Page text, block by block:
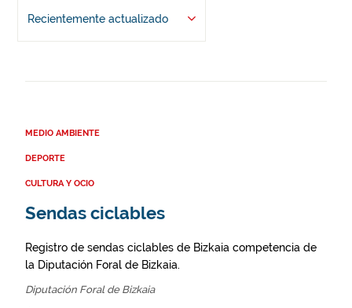
Recientemente actualizado
MEDIO AMBIENTE
DEPORTE
CULTURA Y OCIO
Sendas ciclables
Registro de sendas ciclables de Bizkaia competencia de
la Diputación Foral de Bizkaia.
Diputación Foral de Bizkaia